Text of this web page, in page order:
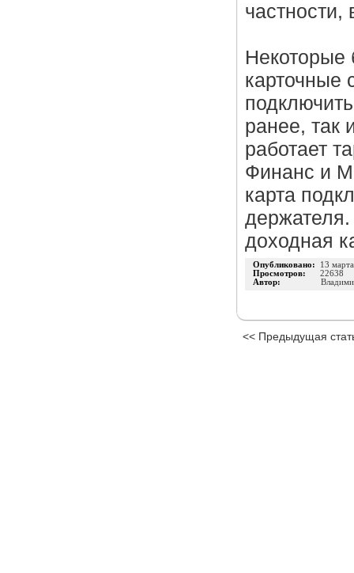
частности,
Некоторые
карточные
ранее, так
работает
Финанс и
карта
доходная
Опубликовано: 13
Просмотров: 22638
Автор:
<< Предыдущая